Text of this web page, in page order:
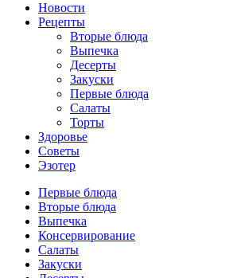
Новости
Рецепты
Вторые блюда
Выпечка
Десерты
Закуски
Первые блюда
Салаты
Торты
Здоровье
Советы
Эзотер
Первые блюда
Вторые блюда
Выпечка
Консервирование
Салаты
Закуски